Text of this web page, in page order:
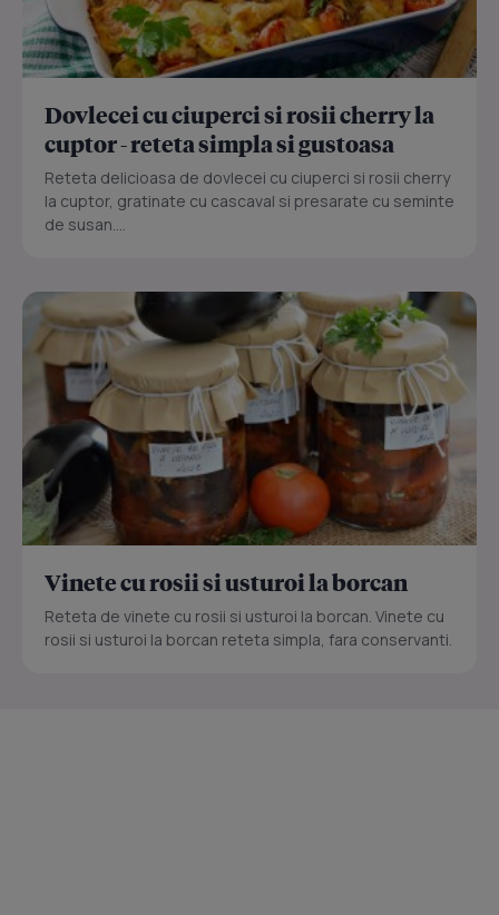
Dovlecei cu ciuperci si rosii cherry la
cuptor - reteta simpla si gustoasa
Reteta delicioasa de dovlecei cu ciuperci si rosii cherry
la cuptor, gratinate cu cascaval si presarate cu seminte
de susan....
Vinete cu rosii si usturoi la borcan
Reteta de vinete cu rosii si usturoi la borcan. Vinete cu
rosii si usturoi la borcan reteta simpla, fara conservanti.